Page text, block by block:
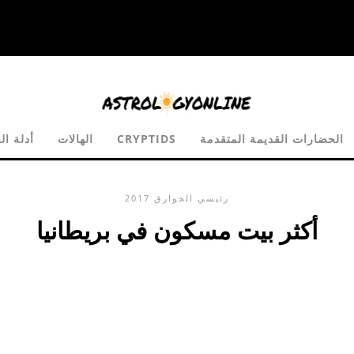
أدلة الهالات CRYPTIDS الحضارات القديمة المتقدمة
رئيسي الخوارق
أكثر بيت مسكون في بريطانيا